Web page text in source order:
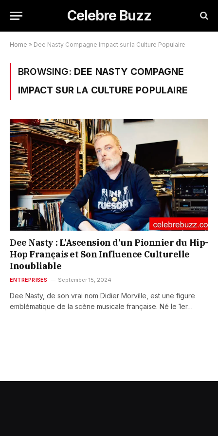
Celebre Buzz
Home » Dee Nasty Compagne Impact sur la Culture Populaire
BROWSING: DEE NASTY COMPAGNE
IMPACT SUR LA CULTURE POPULAIRE
Dee Nasty : L’Ascension d’un Pionnier du Hip-
Hop Français et Son Influence Culturelle
Inoubliable
ENTREPRISES September 15, 2024
Dee Nasty, de son vrai nom Didier Morville, est une figure
emblématique de la scène musicale française. Né le 1er…